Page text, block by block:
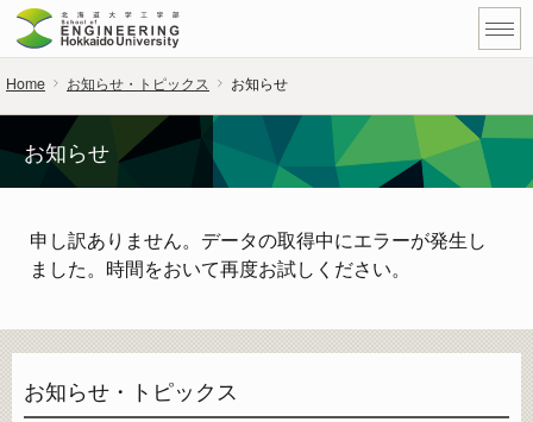
Home お知らせ・トピックス お知らせ
お知らせ
申し訳ありません。データの取得中にエラーが発生し
ました。時間をおいて再度お試しください。
お知らせ・トピックス